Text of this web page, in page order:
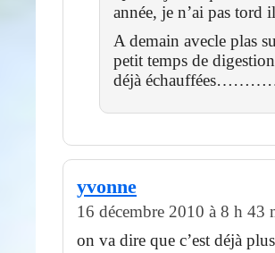
année, je n’ai pas
A demain avecle plas
petit temps de
déjà
yvonne
16 décembre 2010 à 8 h 43
on va dire que c’est déjà